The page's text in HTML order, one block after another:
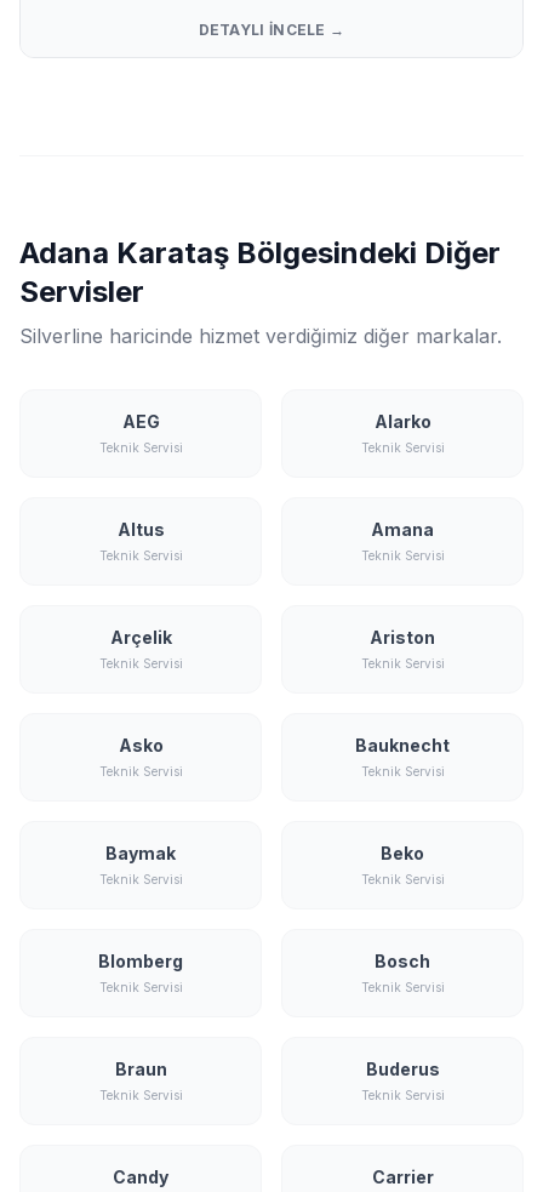
DETAYLI İNCELE →
Adana Karataş Bölgesindeki Diğer
Servisler
Silverline haricinde hizmet verdiğimiz diğer markalar.
AEG
Teknik Servisi
Alarko
Teknik Servisi
Altus
Teknik Servisi
Amana
Teknik Servisi
Arçelik
Teknik Servisi
Ariston
Teknik Servisi
Asko
Teknik Servisi
Bauknecht
Teknik Servisi
Baymak
Teknik Servisi
Beko
Teknik Servisi
Blomberg
Teknik Servisi
Bosch
Teknik Servisi
Braun
Teknik Servisi
Buderus
Teknik Servisi
Candy Carrier